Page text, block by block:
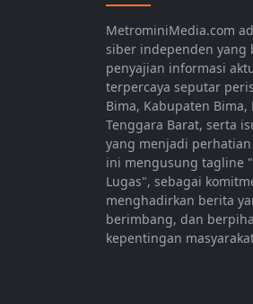
MetrominiMedia.com
siber independen yang
penyajian informasi
terpercaya seputar
Bima, Kabupaten Bima,
Tenggara Barat, serta
yang menjadi
ini mengusung tagline
Lugas", sebagai
menghadirkan berita
berimbang, dan
kepentingan